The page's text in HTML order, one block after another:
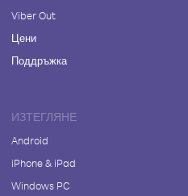
Viber Out
Цени
Поддръжка
ИЗТЕГЛЯНЕ
Android
iPhone & iPad
Windows PC